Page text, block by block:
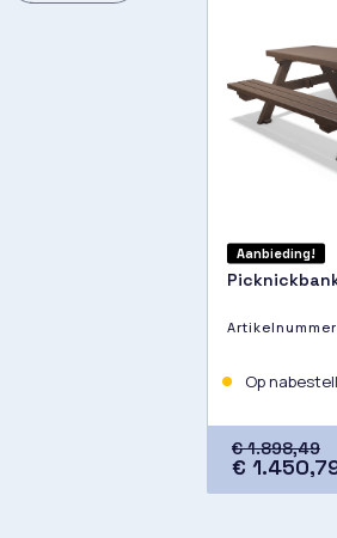
Aanbieding!
Op
€ 1.898,49
€